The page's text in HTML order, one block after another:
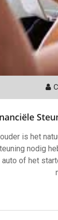
is het
nodig
of het